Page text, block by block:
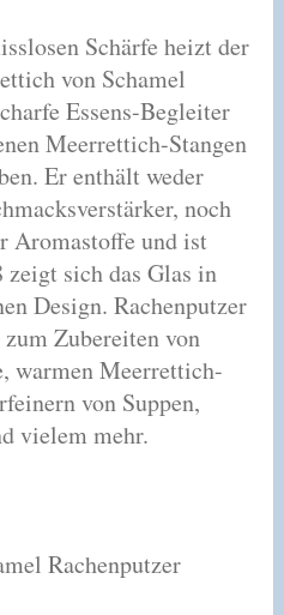
Schärfe heizt der
von Schamel
Essens-Begleiter
Meerrettich-Stangen
Er enthält weder
noch
Aromastoffe und ist
sich das Glas in
Design. Rachenputzer
Zubereiten von
warmen Meerrettich-
von Suppen,
vielem mehr.
Rachenputzer